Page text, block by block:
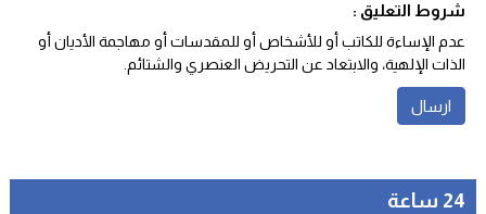
شروط التعليق :
عدم الإساءة للكاتب أو للأشخاص أو للمقدسات أو مهاجمة الأديان أو
الذات الإلهية، والابتعاد عن التحريض العنصري والشتائم‬.
24 ساعة